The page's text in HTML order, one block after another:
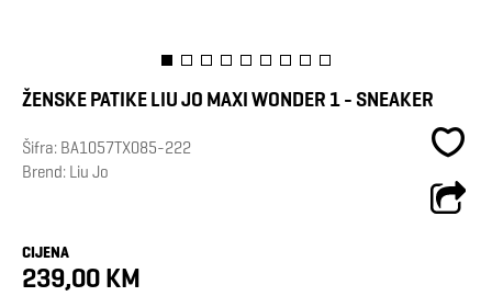
ŽENSKE PATIKE LIU JO MAXI WONDER 1 - SNEAKER
Šifra: BA1057TX085-222
Brend: Liu Jo
CIJENA
239,00 KM